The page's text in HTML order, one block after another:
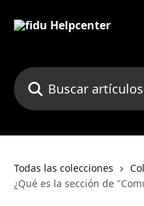
Buscar artículos...
Todas las colecciones
¿Qué es la sección de